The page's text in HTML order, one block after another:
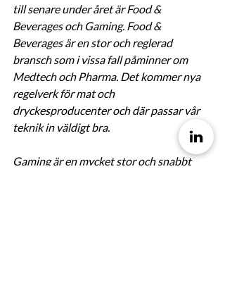
till senare under året är Food &
Beverages och Gaming. Food &
Beverages är en stor och reglerad
bransch som i vissa fall påminner om
Medtech och Pharma. Det kommer nya
regelverk för mat och
dryckesproducenter och där passar vår
teknik in väldigt bra.
Gaming är en mycket stor och snabbt